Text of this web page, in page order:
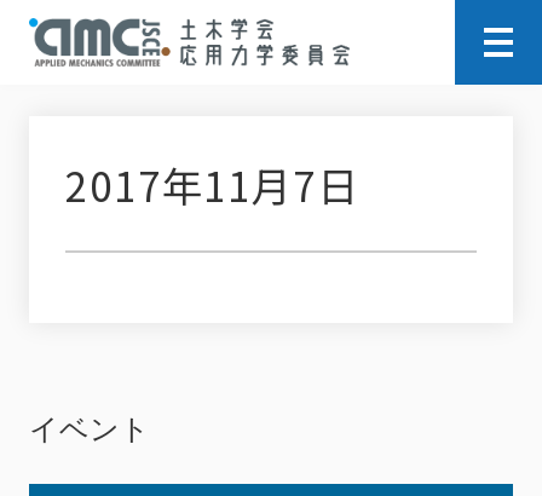
2017年11月7日
イベント